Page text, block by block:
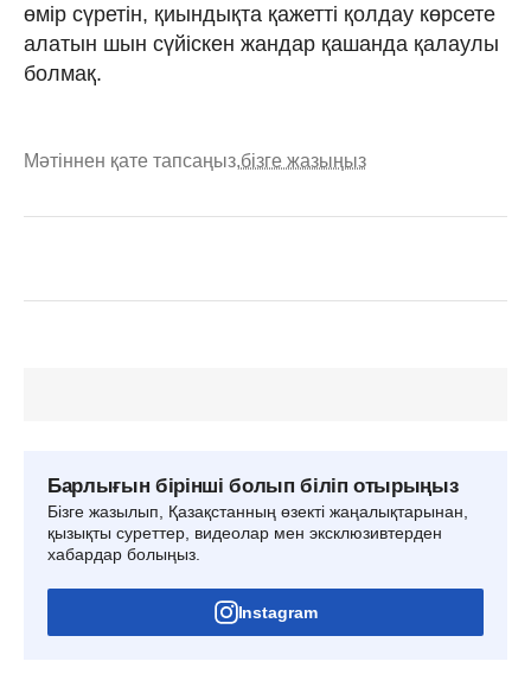
өмір сүретін, қиындықта қажетті қолдау көрсете
алатын шын сүйіскен жандар қашанда қалаулы
болмақ.
Мәтіннен қате тапсаңыз,бізге жазыңыз
Барлығын бірінші болып біліп отырыңыз
Бізге жазылып, Қазақстанның өзекті жаңалықтарынан,
қызықты суреттер, видеолар мен эксклюзивтерден
хабардар болыңыз.
Instagram